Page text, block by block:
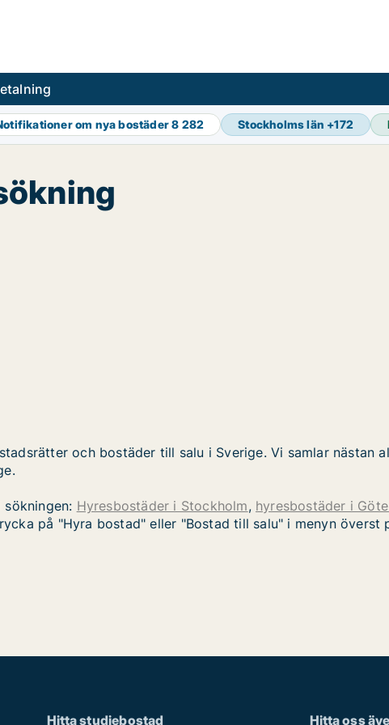
om nya bostäder8 282 Stockholms län +172
och bostäder till salu i Sverige. Vi samlar nästan
Hyresbostäder i Stockholm, hyresbostäder i
på "Hyra bostad" eller "Bostad till salu" i menyn överst
Hitta studiebostad Hitta oss